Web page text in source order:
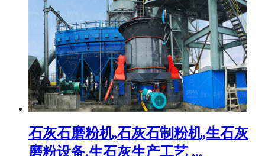
石灰石磨粉机,石灰石制粉机,生石灰
磨粉设备,生石灰生产工艺 ...